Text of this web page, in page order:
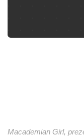
Macademian Girl,